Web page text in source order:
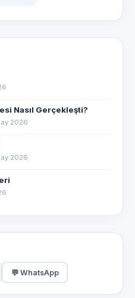
Nasıl Gerçekleşti?
2026
2026
💬 WhatsApp